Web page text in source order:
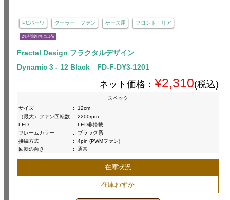
PCパーツ クーラー・ファン ケース用 フロント・リア
24時間以内に出荷
Fractal Design フラクタルデザイン
Dynamic 3 - 12 Black FD-F-DY3-1201
ネット価格： ¥2,310(税込)
スペック
サイズ
:
12cm
（最大）ファン回転数 :
2200rpm
LED
:
LED非搭載
フレームカラー
:
ブラック系
接続方式
:
4pin (PWMファン)
回転の向き
: 通常
在庫状況
在庫わずか